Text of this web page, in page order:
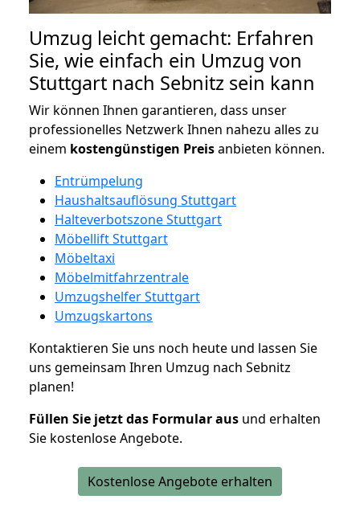
Umzug leicht gemacht: Erfahren
Sie, wie einfach ein Umzug von
Stuttgart nach Sebnitz sein kann
Wir können Ihnen garantieren, dass unser
professionelles Netzwerk Ihnen nahezu alles zu
einem kostengünstigen Preisanbieten können.
Entrümpelung
Haushaltsauflösung Stuttgart
Halteverbotszone Stuttgart
Möbellift Stuttgart
Möbeltaxi
Möbelmitfahrzentrale
Umzugshelfer Stuttgart
Umzugskartons
Kontaktieren Sie uns noch heute und lassen Sie
uns gemeinsam Ihren Umzug nach Sebnitz
planen!
Füllen Sie jetzt das Formular aus und erhalten
Sie kostenlose Angebote.
Kostenlose Angebote erhalten